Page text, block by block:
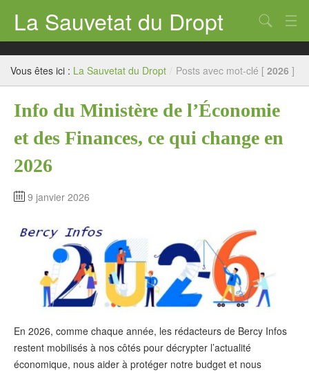
La Sauvetat du Dropt
Accueil
Mairie
Le village
Annuaire Pro
Écoles
Archives
Agenda 2026
Chercher
Vous êtes ici : La Sauvetat du Dropt / Posts avec mot-clé [ 2026 ]
Info du Ministère de l’Économie
et des Finances, ce qui change en
2026
9 janvier 2026
En 2026, comme chaque année, les rédacteurs de Bercy Infos
restent mobilisés à nos côtés pour décrypter l’actualité
économique, nous aider à protéger notre budget et nous